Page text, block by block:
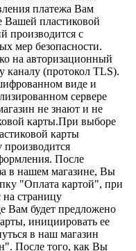
платежа Вам
Вашей пластиковой
производится с
мер безопасности.
на авторизационный
каналу (протокол TLS).
виде и
сервере
не знают и не
карты.При выборе
карты
производится
После
в нашем магазине, Вы
"Оплата картой", при
на страницу
Вам будет предложено
инициировать ее
в наш магазин
После того, как Вы